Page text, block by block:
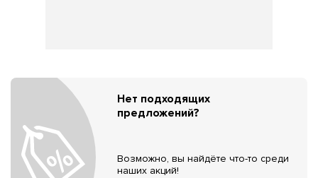
Нет подходящих
предложений?
Возможно, вы найдёте что-то среди
наших акций!